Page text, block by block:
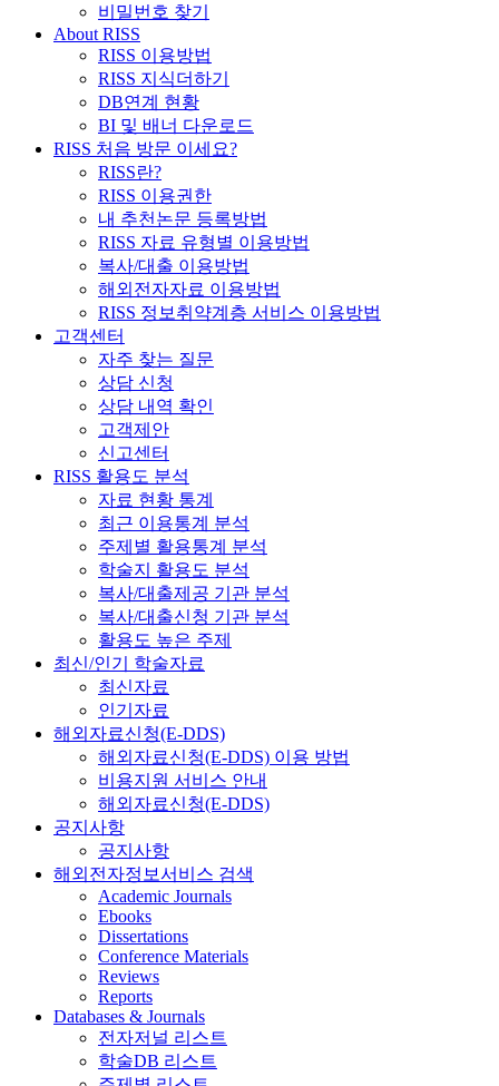
비밀번호 찾기
About RISS
RISS 이용방법
RISS 지식더하기
DB연계 현황
BI 및 배너 다운로드
RISS 처음 방문 이세요?
RISS란?
RISS 이용권한
내 추천논문 등록방법
RISS 자료 유형별 이용방법
복사/대출 이용방법
해외전자자료 이용방법
RISS 정보취약계층 서비스 이용방법
고객센터
자주 찾는 질문
상담 신청
상담 내역 확인
고객제안
신고센터
RISS 활용도 분석
자료 현황 통계
최근 이용통계 분석
주제별 활용통계 분석
학술지 활용도 분석
복사/대출제공 기관 분석
복사/대출신청 기관 분석
활용도 높은 주제
최신/인기 학술자료
최신자료
인기자료
해외자료신청(E-DDS)
해외자료신청(E-DDS) 이용 방법
비용지원 서비스 안내
해외자료신청(E-DDS)
공지사항
공지사항
해외전자정보서비스 검색
Academic Journals
Ebooks
Dissertations
Conference Materials
Reviews
Reports
Databases & Journals
전자저널 리스트
학술DB 리스트